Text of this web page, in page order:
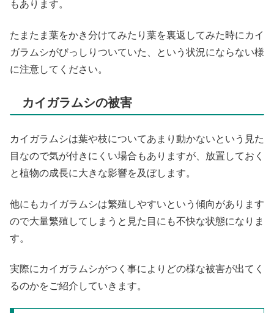
もあります。
たまたま葉をかき分けてみたり葉を裏返してみた時にカイ
ガラムシがびっしりついていた、という状況にならない様
に注意してください。
カイガラムシの被害
カイガラムシは葉や枝についてあまり動かないという見た
目なので気が付きにくい場合もありますが、放置しておく
と植物の成長に大きな影響を及ぼします。
他にもカイガラムシは繁殖しやすいという傾向があります
ので大量繁殖してしまうと見た目にも不快な状態になりま
す。
実際にカイガラムシがつく事によりどの様な被害が出てく
るのかをご紹介していきます。